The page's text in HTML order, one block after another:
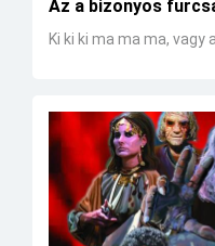
Az a bizonyos
Ki ki ki ma ma ma, vagy